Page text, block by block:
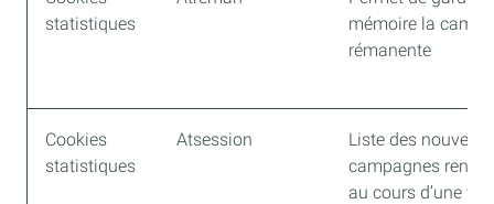
statistiques
mémoire la
rémanente
Cookies
statistiques
Atsession
Liste des nouvelles
campagnes
au cours d’une